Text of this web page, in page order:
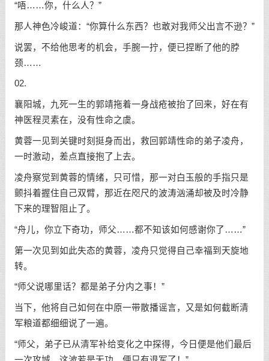
“唔……你，什么人？”
那人神色冷峻道：“你算什么东西？也敢对我师父出言不逊？”
说罢，不给他思考的机会，手腕一拧，便已捏断了他的脖
颈……
02.
襄阳城，九死一生的郭靖拖着一身战疮被抬了回来，好在有
神医程灵素在，没有性命之虞。
黄蓉一见到关键时刻挺身而出，救回郭靖性命的弟子凌舟，
一时激动，差点直接抱了上去。
凌舟察觉到黄蓉的情绪，只可惜，那一对白玉般的手指只是
颤抖着握住自己双臂，那近在咫尺的波涛汹涌却被及时冷静
下来的理智阻止了。
“舟儿，你立下奇功，师父……都不知该如何感谢你了……”
第一次见到如此失态的黄蓉，凌舟只觉得自己幸福到天旋地
转。
“师父说哪里话？都是弟子分内之事！”
当下，他将自己如何在中原一带散播谣言，又是如何截断清
军粮道都细细说了一遍。
“师父，弟子已从清军补给变化之中探得，今日便是他们最后